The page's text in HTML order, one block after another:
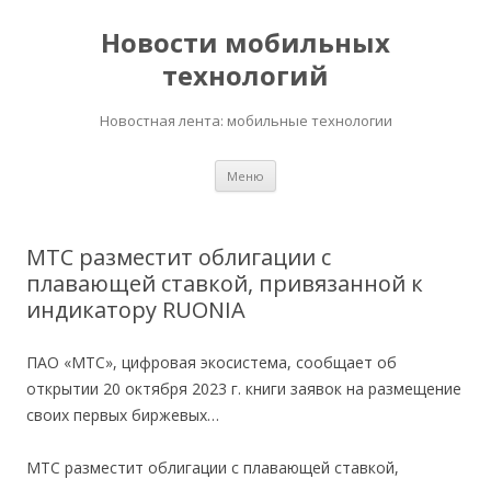
Новости мобильных
технологий
Новостная лента: мобильные технологии
Меню
МТС разместит облигации с
плавающей ставкой, привязанной к
индикатору RUONIA
ПАО «МТС», цифровая экосистема, сообщает об
открытии 20 октября 2023 г. книги заявок на размещение
своих первых биржевых…
МТС разместит облигации с плавающей ставкой,